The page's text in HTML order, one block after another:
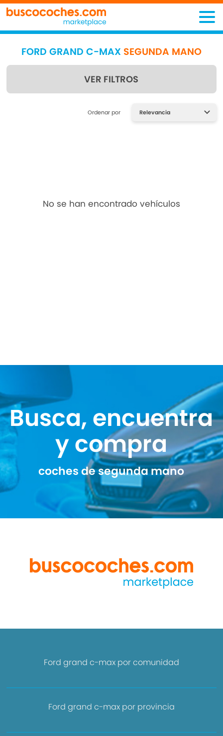
FORD GRAND C-MAX SEGUNDA MANO
VER FILTROS
Encuentra lo que estás
Ordenar por
No se han encontrado vehículos
Busca, encuentra
y compra
coches de segunda mano
Ford grand c-max por comunidad
Ford grand c-max por provincia